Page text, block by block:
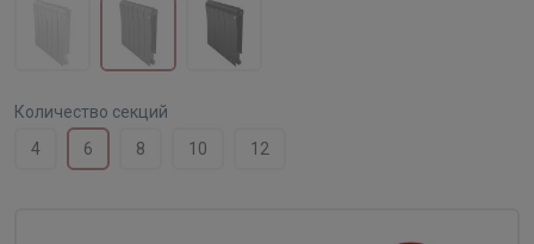
Количество секций
4
6 8 10 12